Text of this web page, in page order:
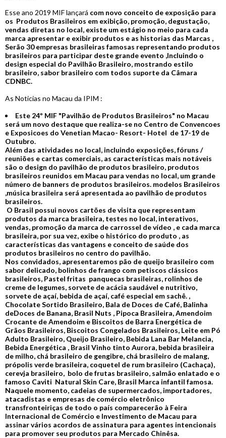
Esse ano 2019 MIF lançará com novo conceito de exposição para
os Produtos Brasileiros em exibição, promoção, degustação,
vendas diretas no local, existe um estágio no meio para cada
marca apresentar e exibir produtos e as historias das Marcas ,
Serão 30 empresas brasileiras famosas representando produtos
brasileiros para participar deste grande evento ,Incluindo o
design especial do Pavilhão Brasileiro, mostrando estilo
brasileiro, sabor brasileiro com todos suporte da Câmara
CDNBC.
As Noticias no Macau da IPIM :
Este 24º MIF "Pavilhão de Produtos Brasileiros" no Macau
será um novo destaque que realiza-se no Centro de Convencoes
e Exposicoes do Venetian Macao- Resort- Hotel de 17-19 de
Outubro.
Além das atividades no local, incluindo exposições, fóruns /
reuniões e cartas comerciais, as características mais notáveis ​​
são o design do pavilhão de produtos brasileiro, produtos
brasileiros reunidos em Macau para vendas no local, um grande
número de banners de produtos brasileiros. modelos Brasileiros
,música brasileira será apresentada ao pavilhão de produtos
brasileiros.
O Brasil possui novos cartões de visita que representam
produtos da marca brasileira, testes no local, interativos,
vendas, promoção da marca de carrossel de vídeo , e cada marca
brasileira, por sua vez, exibe o histórico do produto , as
características das vantagens e conceito de saúde dos
produtos brasileiros no centro do pavilhão.
Nos convidados, apresentaremos pão de queijo brasileiro com
sabor delicado, bolinhos de frango com petiscos clássicos
brasileiros, Pastel fritas panquecas brasileiras, rolinhos de
creme de legumes, sorvete de acácia saudável e nutritivo,
sorvete de açaí, bebida de açaí, café especial em sachê. ,
Chocolate Sortido Brasileiro, Bala de Doces de Café, Balinha
deDoces de Banana, Brasil Nuts , Pipoca Brasileira, Amendoim
Crocante de Amendoim e Biscoitos de Barra Energética de
Grãos Brasileiros, Biscoitos Congelados Brasileiros, Leite em Pó
Adulto Brasileiro, Queijo Brasileiro, Bebida Lana Bar Melancia,
Bebida Energética , Brasil Vinho tinto Aurora, bebida brasileira
de milho, chá brasileiro de gengibre, chá brasileiro de malang,
própolis verde brasileira, coquetel de rum brasileiro (Cachaça),
cerevja brasileiro, bolo de frutas brasileiro, salmão enlatado e o
famoso Caviti Natural Skin Care, Brasil Marca infantil famosa.
Naquele momento, cadeias de supermercados, importadores,
atacadistas e empresas de comércio eletrônico
transfronteiriças de todo o país comparecerão à Feira
Internacional de Comércio e Investimento de Macau para
assinar vários acordos de assinatura para agentes intencionais
para promover seu produtos para Mercado Chinêsa.